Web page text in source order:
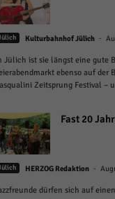
Kulturbahnhof Jülich -
Jülich ist sie längst eine gute
ebenso auf der
Zeitsprung Festival –
Fast 20
HERZOG Redaktion -
dürfen sich auf
ihnen
z.
Zurück